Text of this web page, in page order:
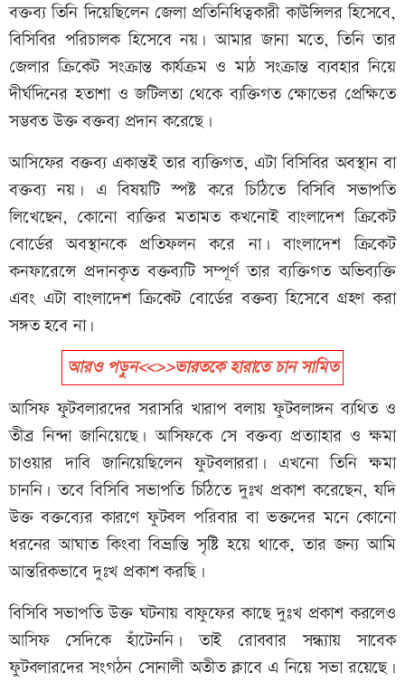
বক্তব্য তিনি দিয়েছিলেন জেলা প্রতিনিধিত্বকারী কাউন্সিলর হিসেবে,
বিসিবির পরিচালক হিসেবে নয়। আমার জানা মতে, তিনি তার
জেলার ক্রিকেট সংক্রান্ত কার্যক্রম ও মাঠ সংক্রান্ত ব্যবহার নিয়ে
দীর্ঘদিনের হতাশা ও জটিলতা থেকে ব্যক্তিগত ক্ষোভের প্রেক্ষিতে
সম্ভবত উক্ত বক্তব্য প্রদান করেছে।
আসিফের বক্তব্য একান্তই তার ব্যক্তিগত, এটা বিসিবির অবস্থান বা
বক্তব্য নয়। এ বিষয়টি স্পষ্ট করে চিঠিতে বিসিবি সভাপতি
লিখেছেন, কোনো ব্যক্তির মতামত কখনোই বাংলাদেশ ক্রিকেট
বোর্ডের অবস্থানকে প্রতিফলন করে না। বাংলাদেশ ক্রিকেট
কনফারেন্সে প্রদানকৃত বক্তব্যটি সম্পূর্ণ তার ব্যক্তিগত অভিব্যক্তি
এবং এটা বাংলাদেশ ক্রিকেট বোর্ডের বক্তব্য হিসেবে গ্রহণ করা
সঙ্গত হবে না।
আরও পড়ুন<<>>ভারতকে হারাতে চান সামিত
আসিফ ফুটবলারদের সরাসরি খারাপ বলায় ফুটবলাঙ্গন ব্যথিত ও
তীব্র নিন্দা জানিয়েছে। আসিফকে সে বক্তব্য প্রত্যাহার ও ক্ষমা
চাওয়ার দাবি জানিয়েছিলেন ফুটবলাররা। এখনো তিনি ক্ষমা
চাননি। তবে বিসিবি সভাপতি চিঠিতে দুঃখ প্রকাশ করেছেন, যদি
উক্ত বক্তব্যের কারণে ফুটবল পরিবার বা ভক্তদের মনে কোনো
ধরনের আঘাত কিংবা বিভ্রান্তি সৃষ্টি হয়ে থাকে, তার জন্য আমি
আন্তরিকভাবে দুঃখ প্রকাশ করছি।
বিসিবি সভাপতি উক্ত ঘটনায় বাফুফের কাছে দুঃখ প্রকাশ করলেও
আসিফ সেদিকে হাঁটেননি। তাই রোববার সন্ধ্যায় সাবেক
ফুটবলারদের সংগঠন সোনালী অতীত ক্লাবে এ নিয়ে সভা রয়েছে।